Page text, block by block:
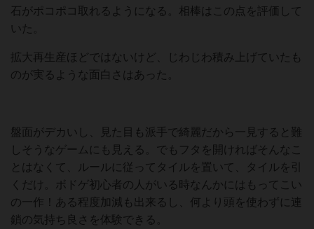
石がポコポコ取れるようになる。相棒はこの点を評価して
いた。
拡大再生産ほどではないけど、じわじわ積み上げていたも
のが実るような面白さはあった。
盤面がデカいし、見た目も派手で綺麗だから一見すると難
しそうなゲームにも見える。でもフタを開ければそんなこ
とはなくて、ルールに従ってタイルを置いて、タイルを引
くだけ。ボドゲ初心者の人がいる時なんかにはもってこい
の一作！ある程度加減も出来るし、何より頭を使わずに連
鎖の気持ち良さを体験できる。